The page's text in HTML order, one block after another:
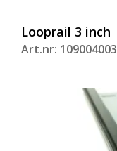
Looprail 3 inch
Art.nr: 109004003